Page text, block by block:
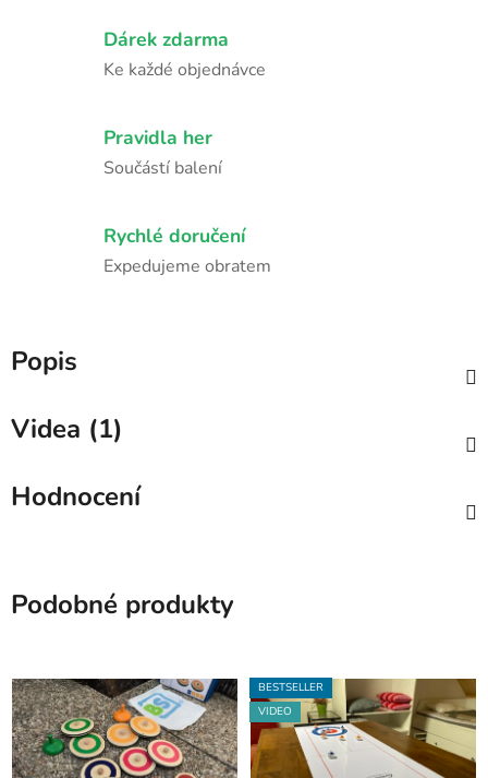
Dárek zdarma
Ke každé objednávce
Pravidla her
Součástí balení
Rychlé doručení
Expedujeme obratem
Popis
Videa (1)
Hodnocení
Podobné produkty
BESTSELLER
VIDEO